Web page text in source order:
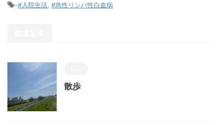
-#入院生活 #急性リンパ性白血病
散歩